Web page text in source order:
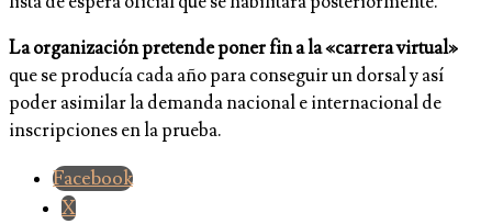
La organización pretende poner fin a la «carrera virtual»
que se producía cada año para conseguir un dorsal y así
poder asimilar la demanda nacional e internacional de
inscripciones en la prueba.
Facebook
X